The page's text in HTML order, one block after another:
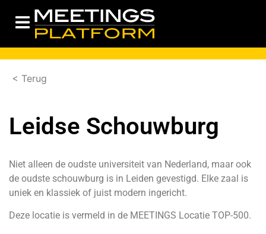
< Terug
Leidse Schouwburg
Niet alleen de oudste universiteit van Nederland, maar ook
de oudste schouwburg is in Leiden gevestigd. Elke zaal is
uniek en klassiek of juist modern ingericht.
Deze locatie is vermeld in de MEETINGS Locatie TOP-500.